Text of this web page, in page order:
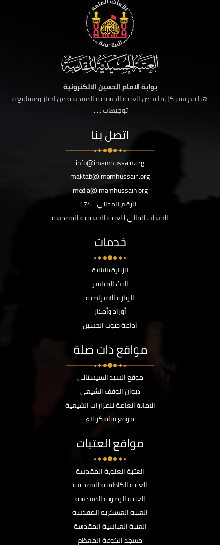
بوابة الامام الحسين الالكترونية
هنا يتم نشر كل ما يخص العتبة الحسينية المقدسة من اخبار ومشاريع و
توجيهات ......
اتصل بنا
info@imamhussain.org
maktab@imamhussain.org
media@imamhussain.org
الرقم المجاني 174
الحساب المالي للعتبة الحسينية المقدسة
خدمات
الزيارة بالانابة
البث المباشر
الزيارة الافتراضية
أوراد وأذكار
اذاعة صوت الحسين
مواقع ذات صلة
موقع السيد السيستاني
ديوان الوقف الشيعي
الامانة العامة للمزارات الشيعية
موقع قناة كربلاء
مواقع العتبات
العتبة العلوية المقدسة
العتبة الكاظمية المقدسة
العتبة الرضوية المقدسة
العتبة العسكرية المقدسة
العتبة العباسية المقدسة
مسجد الكوفة المعظم